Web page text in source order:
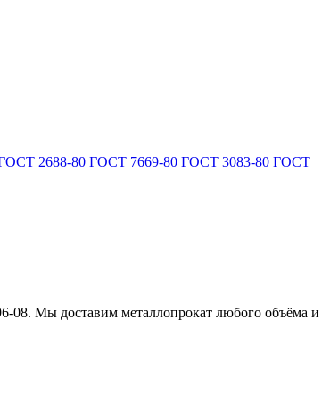
2688-80 ГОСТ 7669-80 ГОСТ 3083-80 ГОСТ
08. Мы доставим металлопрокат любого объёма и